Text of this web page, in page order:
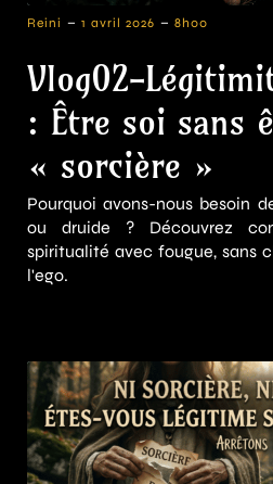
Reini - 1 avril 2026 - 8h00
Vlog02-
: Être soi sans
« sorcière »
Pourquoi avons-nous besoin
ou druide ? Découvrez
spiritualité avec fougue, sans
l'ego.